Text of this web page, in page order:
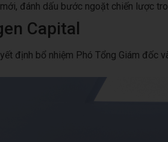
đánh dấu bước ngoặt chiến lược
Capital
định bổ nhiệm Phó Tổng Giám đốc